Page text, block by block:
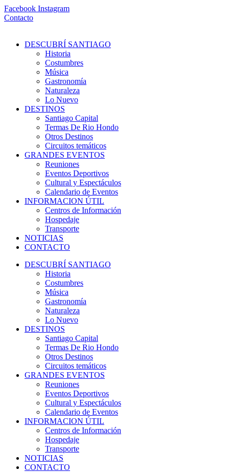
Ir
al
Facebook Instagram
Contacto
DESCUBRÍ SANTIAGO
Historia
Costumbres
Música
Gastronomía
Naturaleza
Lo Nuevo
DESTINOS
Santiago Capital
Termas De Rio Hondo
Otros Destinos
Circuitos temáticos
GRANDES EVENTOS
Reuniones
Eventos Deportivos
Cultural y Espectáculos
Calendario de Eventos
INFORMACION ÚTIL
Centros de Información
Hospedaje
Transporte
NOTICIAS
CONTACTO
DESCUBRÍ SANTIAGO
Historia
Costumbres
Música
Gastronomía
Naturaleza
Lo Nuevo
DESTINOS
Santiago Capital
Termas De Rio Hondo
Otros Destinos
Circuitos temáticos
GRANDES EVENTOS
Reuniones
Eventos Deportivos
Cultural y Espectáculos
Calendario de Eventos
INFORMACION ÚTIL
Centros de Información
Hospedaje
Transporte
NOTICIAS
CONTACTO